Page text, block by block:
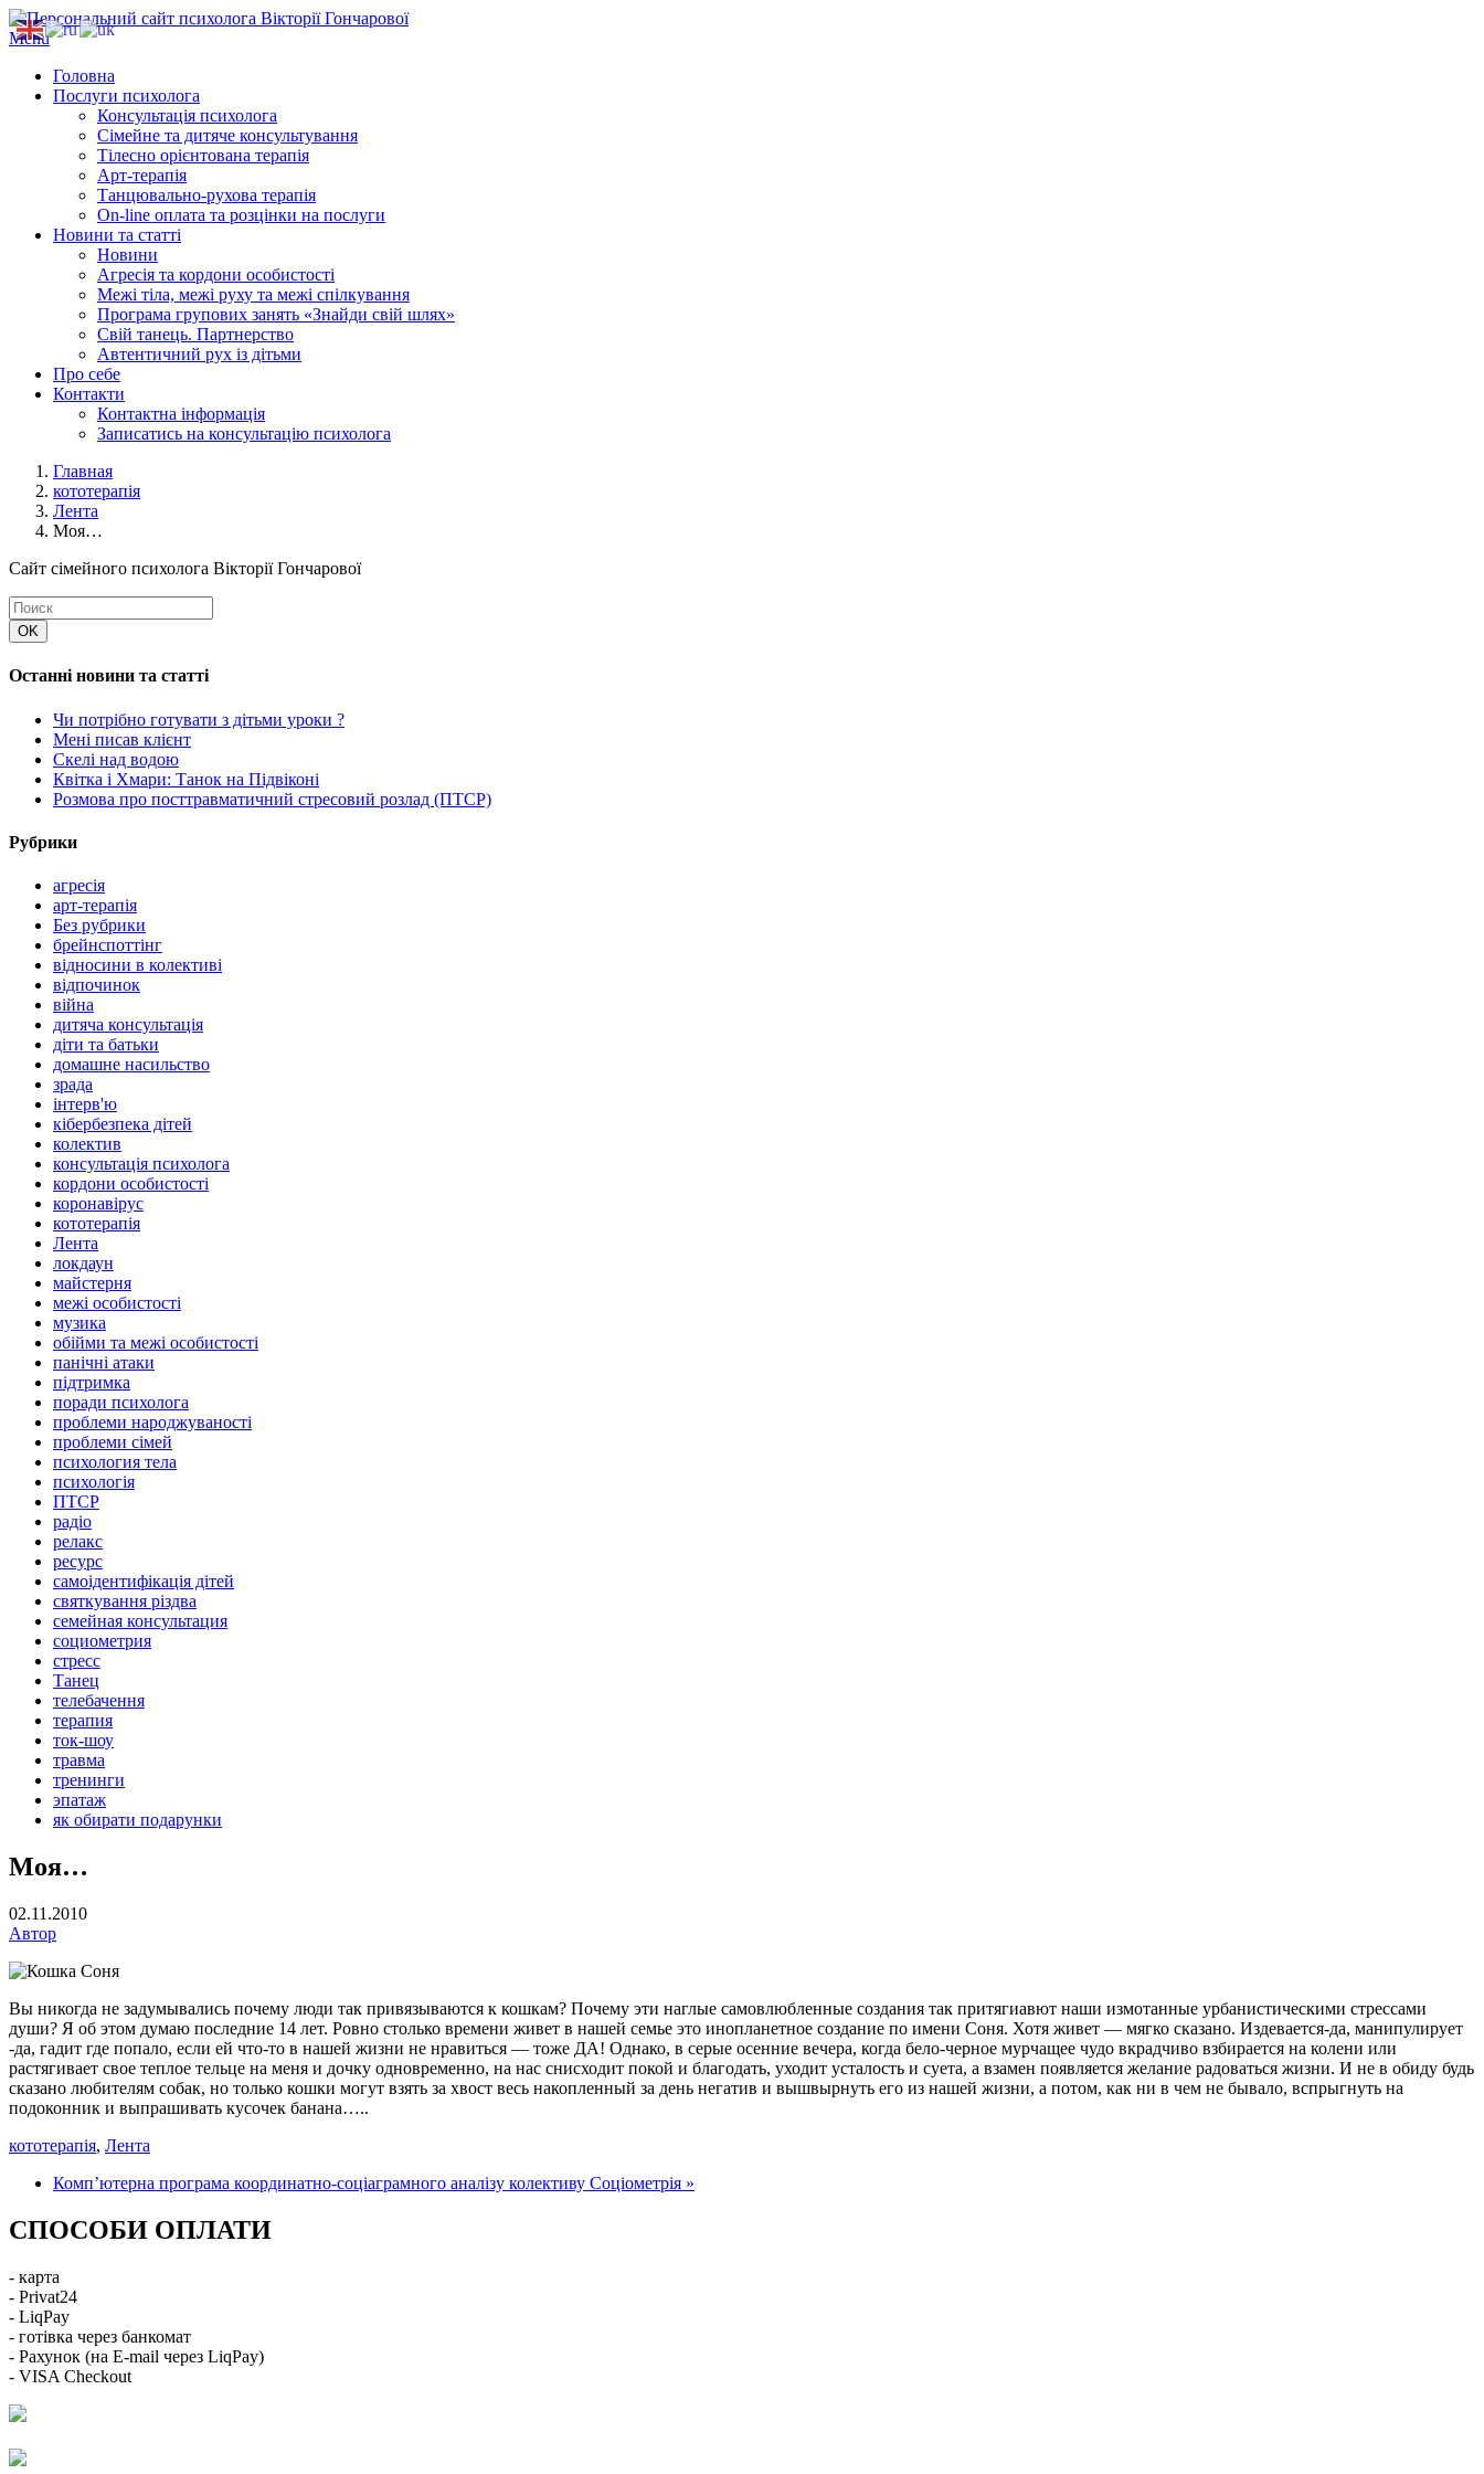
Menu
Головна
Послуги психолога
Консультація психолога
Сімейне та дитяче консультування
Тілесно орієнтована терапія
Арт-терапія
Танцювально-рухова терапія
On-line оплата та розцінки на послуги
Новини та статті
Новини
Агресія та кордони особистості
Межі тіла, межі руху та межі спілкування
Програма групових занять «Знайди свій шлях»
Свій танець. Партнерство
Автентичний рух із дітьми
Про себе
Контакти
Контактна інформація
Записатись на консультацію психолога
Главная
кототерапія
Лента
Моя…
Сайт сімейного психолога Вікторії Гончарової
Останні новини та статті
Чи потрібно готувати з дітьми уроки ?
Мені писав клієнт
Скелі над водою
Квітка і Хмари: Танок на Підвіконі
Розмова про посттравматичний стресовий розлад (ПТСР)
Рубрики
агресія
арт-терапія
Без рубрики
брейнспоттінг
відносини в колективі
відпочинок
війна
дитяча консультація
діти та батьки
домашне насильство
зрада
інтерв'ю
кібербезпека дітей
колектив
консультація психолога
кордони особистості
коронавірус
кототерапія
Лента
локдаун
майстерня
межі особистості
музика
обійми та межі особистості
панічні атаки
підтримка
поради психолога
проблеми народжуваності
проблеми сімей
психология тела
психологія
ПТСР
радіо
релакс
ресурс
самоідентифікація дітей
святкування різдва
семейная консультация
социометрия
стресс
Танец
телебачення
терапия
ток-шоу
травма
тренинги
эпатаж
як обирати подарунки
Моя…
02.11.2010
Автор
Вы никогда не задумывались почему люди так привязываются к кошкам? Почему эти наглые самовлюбленные создания так притягиавют наши измотанные урбанистическими стрессами
души? Я об этом думаю последние 14 лет. Ровно столько времени живет в нашей семье это инопланетное создание по имени Соня. Хотя живет — мягко сказано. Издевается-да, манипулирует
-да, гадит где попало, если ей что-то в нашей жизни не нравиться — тоже ДА! Однако, в серые осенние вечера, когда бело-черное мурчащее чудо вкрадчиво взбирается на колени или
растягивает свое теплое тельце на меня и дочку одновременно, на нас снисходит покой и благодать, уходит усталость и суета, а взамен появляется желание радоваться жизни. И не в обиду будь
сказано любителям собак, но только кошки могут взять за хвост весь накопленный за день негатив и вышвырнуть его из нашей жизни, а потом, как ни в чем не бывало, вспрыгнуть на
подоконник и выпрашивать кусочек банана…..
кототерапія, Лента
Комп’ютерна програма координатно-соціаграмного аналізу колективу Соціометрія »
СПОСОБИ ОПЛАТИ
- карта
- Privat24
- LiqPay
- готівка через банкомат
- Рахунок (на E-mail через LiqPay)
- VISA Checkout